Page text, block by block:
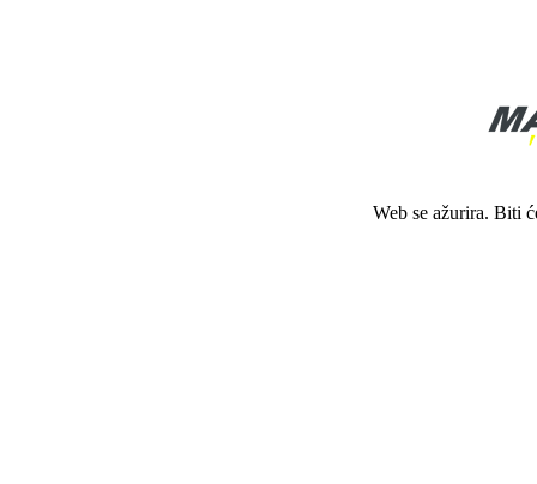
Web se ažurira. Biti